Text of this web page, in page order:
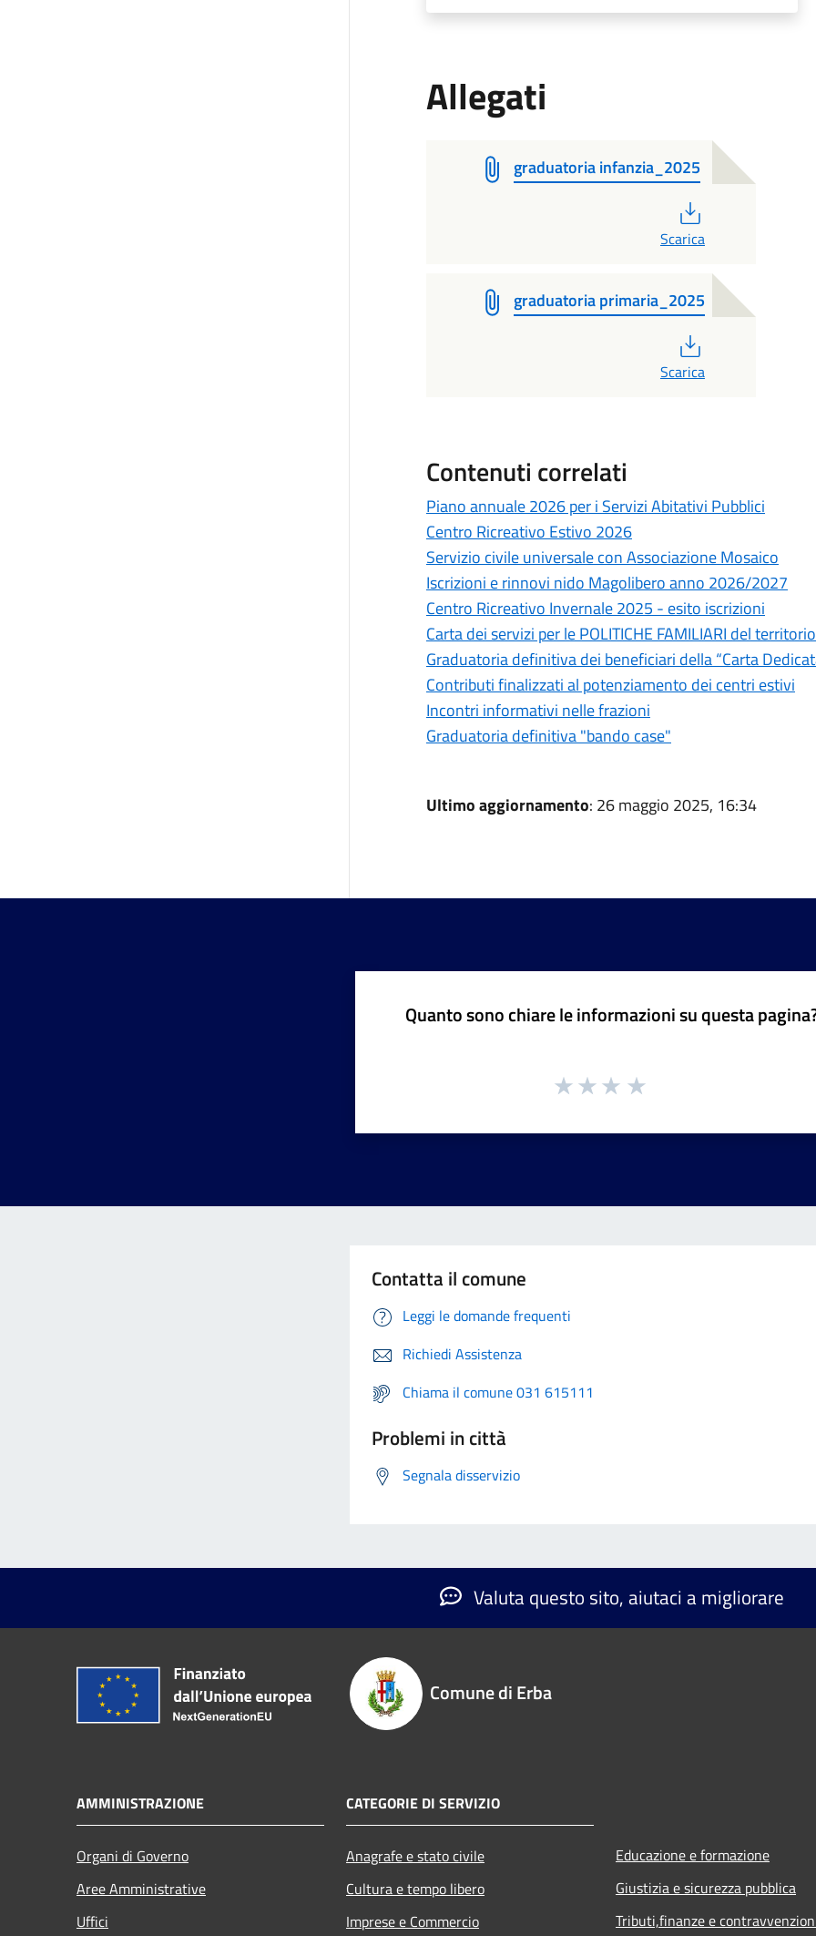
Allegati
graduatoria infanzia_2025
Scarica
graduatoria primaria_2025
Scarica
Contenuti correlati
Piano annuale 2026 per i Servizi Abitativi Pubblici
Centro Ricreativo Estivo 2026
Servizio civile universale con Associazione Mosaico
Iscrizioni e rinnovi nido Magolibero anno 2026/2027
Centro Ricreativo Invernale 2025 - esito iscrizioni
Carta dei servizi per le POLITICHE FAMILIARI del
Graduatoria definitiva dei beneficiari della “Carta
Contributi finalizzati al potenziamento dei centri estivi
Incontri informativi nelle frazioni
Graduatoria definitiva "bando case"
Ultimo aggiornamento: 26 maggio 2025, 16:34
Quanto sono chiare le informazioni su questa
Contatta il comune
Leggi le domande frequenti
Richiedi Assistenza
Chiama il comune 031 615111
Problemi in città
Segnala disservizio
Valuta questo sito, aiutaci a migliorare
Comune di Erba
AMMINISTRAZIONE
Organi di Governo
Aree Amministrative
Uffici
CATEGORIE DI SERVIZIO
Anagrafe e stato civile
Cultura e tempo libero
Imprese e Commercio
Educazione e formazione
Giustizia e sicurezza pubblica
Tributi,finanze e